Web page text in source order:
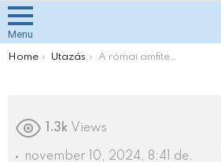
Menu
You are here:
Home Utazás A római amfiteátrumok az ókori építészet csodái!
1.3k Views
november 10, 2024, 8:41 de.